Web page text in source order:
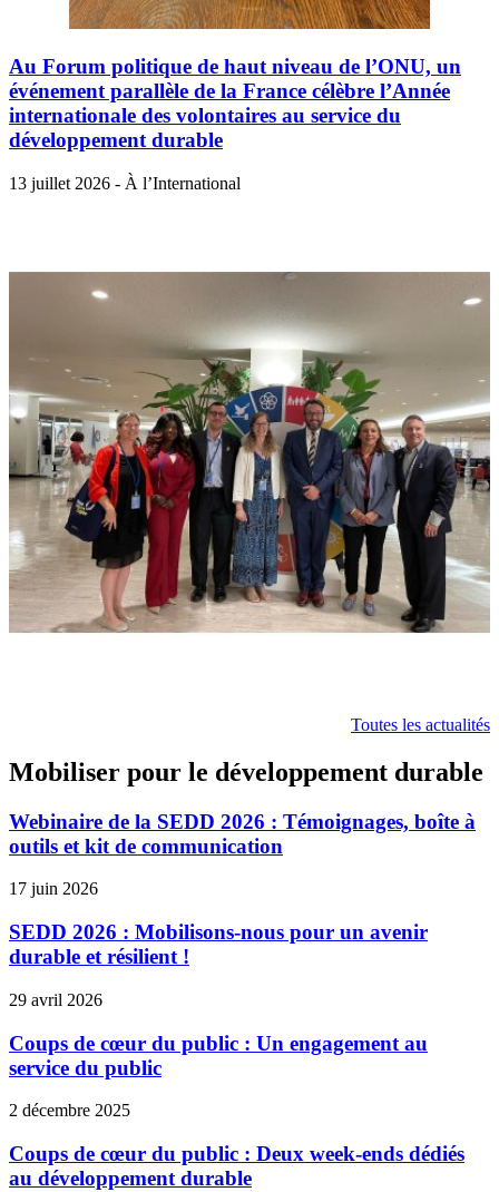
Au Forum politique de haut niveau de l’ONU, un
événement parallèle de la France célèbre l’Année
internationale des volontaires au service du
développement durable
13 juillet 2026 - À l’International
Toutes les actualités
Mobiliser pour le développement durable
Webinaire de la SEDD 2026 : Témoignages, boîte à
outils et kit de communication
17 juin 2026
SEDD 2026 : Mobilisons-nous pour un avenir
durable et résilient !
29 avril 2026
Coups de cœur du public : Un engagement au
service du public
2 décembre 2025
Coups de cœur du public : Deux week-ends dédiés
au développement durable